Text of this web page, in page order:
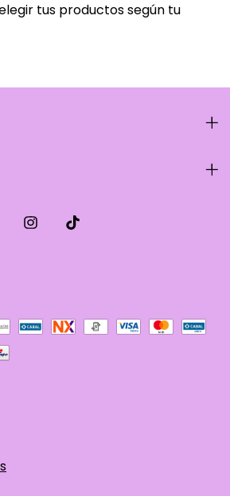
tus productos según tu